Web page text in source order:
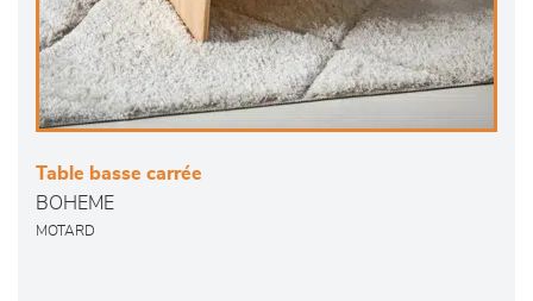
Table basse carrée
BOHEME
MOTARD